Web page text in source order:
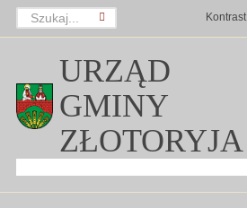
Kontrast
URZĄD
GMINY
ZŁOTORYJA